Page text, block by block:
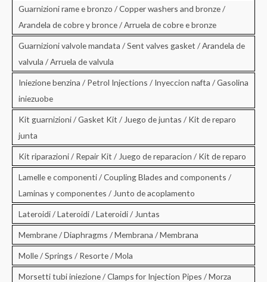
Guarnizioni rame e bronzo / Copper washers and bronze /
Arandela de cobre y bronce / Arruela de cobre e bronze
Guarnizioni valvole mandata / Sent valves gasket / Arandela de
valvula / Arruela de valvula
Iniezione benzina / Petrol Injections / Inyeccion nafta / Gasolina
iniezuobe
Kit guarnizioni / Gasket Kit / Juego de juntas / Kit de reparo
junta
Kit riparazioni / Repair Kit / Juego de reparacion / Kit de reparo
Lamelle e componenti / Coupling Blades and components /
Laminas y componentes / Junto de acoplamento
Lateroidi / Lateroidi / Lateroidi / Juntas
Membrane / Diaphragms / Membrana / Membrana
Molle / Springs / Resorte / Mola
Morsetti tubi iniezione / Clamps for Injection Pipes / Morza